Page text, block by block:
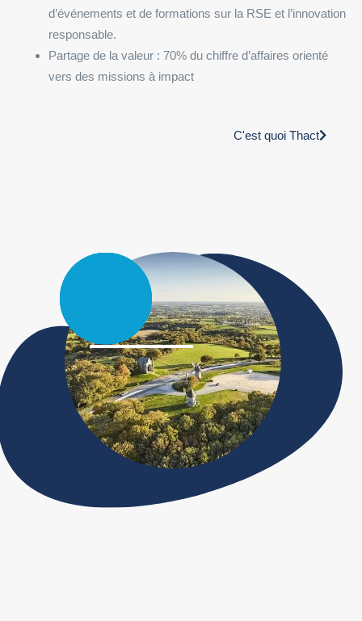
d’événements et de formations sur la RSE et l’innovation
responsable.
Partage de la valeur : 70% du chiffre d’affaires orienté
vers des missions à impact
C'est quoi Thact